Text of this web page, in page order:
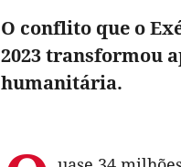
O conflito que o
2023 transformou
humanitária.